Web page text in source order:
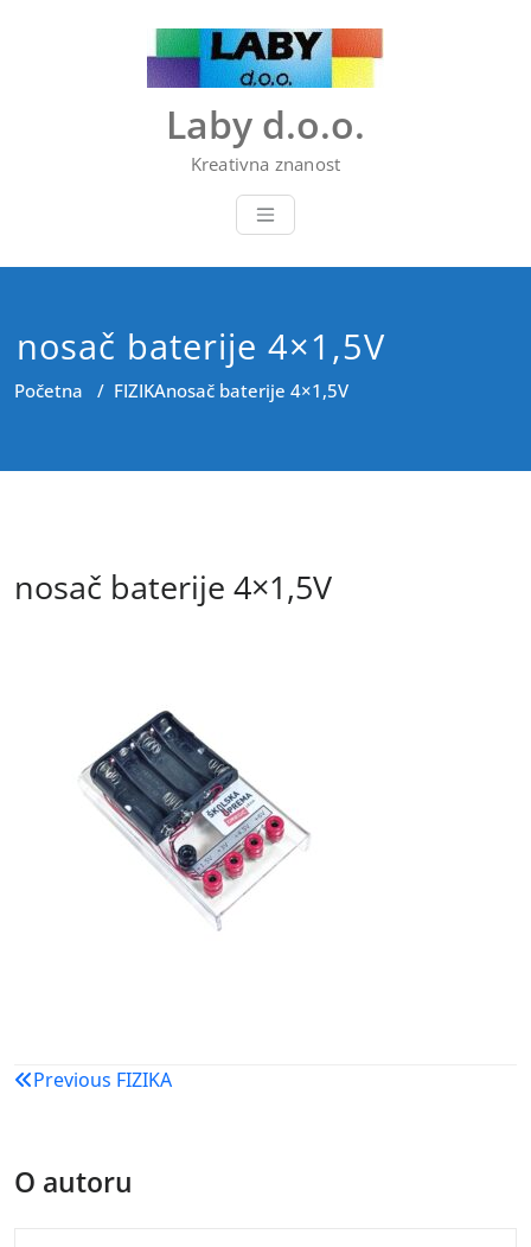
Laby d.o.o.
Kreativna znanost
nosač baterije 4×1,5V
Početna / FIZIKAnosač baterije 4×1,5V
nosač baterije 4×1,5V
Navigacija
Previous FIZIKA
O autoru